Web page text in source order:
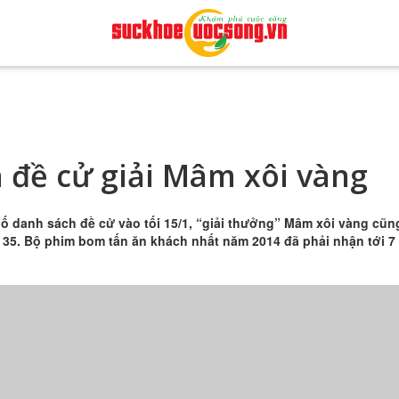
cử giải Mâm xôi vàng
sách đề cử vào tối 15/1, “giải thưởng” Mâm xôi vàng
Bộ phim bom tấn ăn khách nhất năm 2014 đã phải nhận tới 7